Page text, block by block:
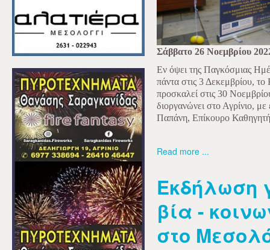
Σάββατο 26 Νοεμβρίου
Εν όψει της Παγκόσμιας
πάντα στις 3 Δεκεμβρίου,
προσκαλεί στις 30
διοργανώνει στο Αγρίνιο, με
Παπάνη, Επίκουρο Καθηγητή
Read more ...
Εκδήλωση
βία -
στο